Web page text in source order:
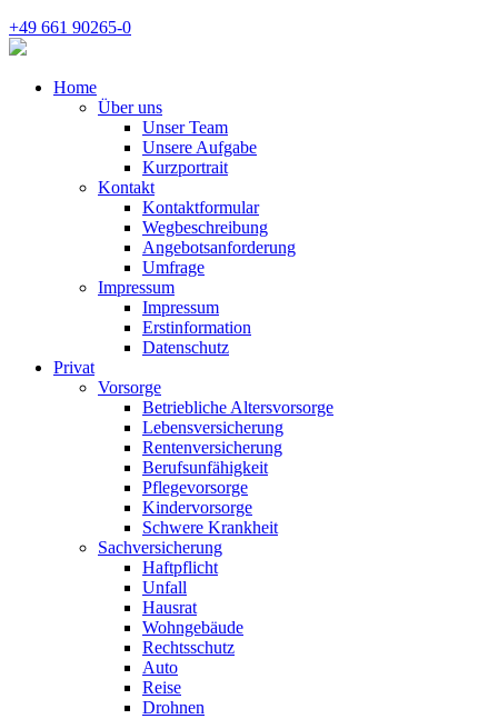
+49 661 90265-0
Home
Über uns
Unser Team
Unsere Aufgabe
Kurzportrait
Kontakt
Kontaktformular
Wegbeschreibung
Angebotsanforderung
Umfrage
Impressum
Impressum
Erstinformation
Datenschutz
Privat
Vorsorge
Betriebliche Altersvorsorge
Lebensversicherung
Rentenversicherung
Berufsunfähigkeit
Pflegevorsorge
Kindervorsorge
Schwere Krankheit
Sachversicherung
Haftpflicht
Unfall
Hausrat
Wohngebäude
Rechtsschutz
Auto
Reise
Drohnen